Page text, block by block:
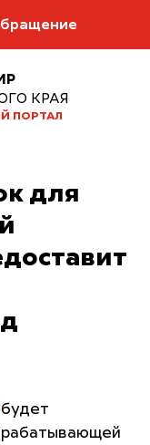
КРАЯ
ПОРТАЛ
для
будет